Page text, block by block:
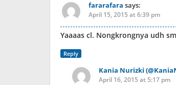
fararafara says:
April 15, 2015 at 6:39 pm
Yaaaas cl. Nongkrongnya udh
Reply
Kania Nurizki
April 16, 2015 at 5:17 pm